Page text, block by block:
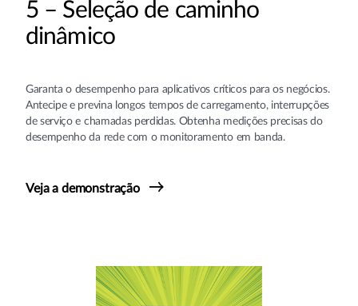
5 – Seleção de caminho
dinâmico
Garanta o desempenho para aplicativos críticos para os negócios.
Antecipe e previna longos tempos de carregamento, interrupções
de serviço e chamadas perdidas. Obtenha medições precisas do
desempenho da rede com o monitoramento em banda.
Veja a demonstração